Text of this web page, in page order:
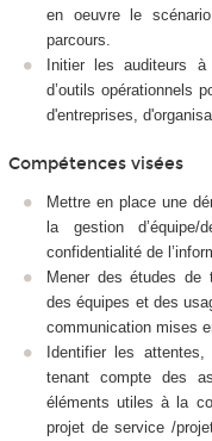
en oeuvre le
parcours.
Initier les auditeurs
d’outils opérationnels
d'entreprises,
Compétences visées
Mettre en place une
la gestion
confidentialité de
Mener des études de
des équipes et des
communication mises
Identifier les
tenant compte des
éléments utiles à la
projet de service /